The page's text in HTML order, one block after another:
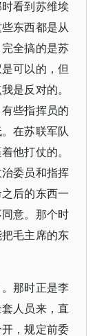
看到苏维埃
东西都是从
全搞的是苏
可以的，但
是反对的。
些指挥员的
在苏联军队
他打仗的。
委员和指挥
后的东西一
意。那个时
毛主席的东
那时正是李
人员来，直
，规定前委